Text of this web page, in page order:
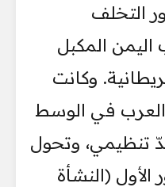
التخلف
المكبل
وكانت
العرب في الوسط
تنظيمي، وتحول
الأول (النشأة